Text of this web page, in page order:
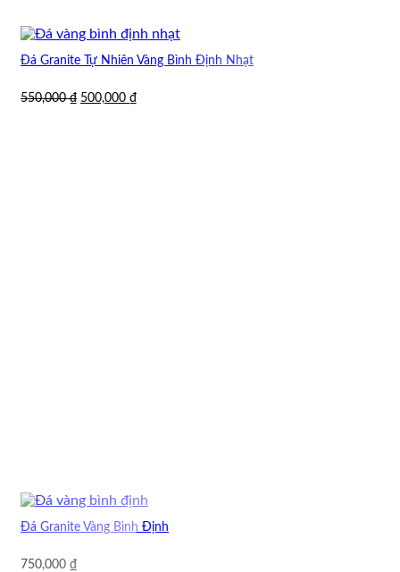
Đá Granite Tự Nhiên Vàng Bình Định Nhạt
550,000₫ Giá
500,000 ₫Giá
Đá Granite Vàng Bình Định
750,000 ₫